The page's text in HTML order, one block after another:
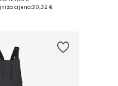
XXL, XXXL
cijena:30,32 €